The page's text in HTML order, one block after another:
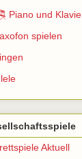
Piano und
spielen
Aktuell